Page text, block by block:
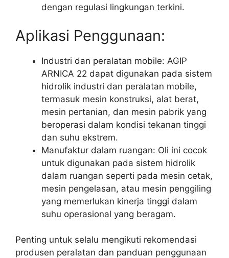
dengan regulasi lingkungan terkini.
Aplikasi Penggunaan:
Industri dan peralatan mobile: AGIP
ARNICA 22 dapat digunakan pada sistem
hidrolik industri dan peralatan mobile,
termasuk mesin konstruksi, alat berat,
mesin pertanian, dan mesin pabrik yang
beroperasi dalam kondisi tekanan tinggi
dan suhu ekstrem.
Manufaktur dalam ruangan: Oli ini cocok
untuk digunakan pada sistem hidrolik
dalam ruangan seperti pada mesin cetak,
mesin pengelasan, atau mesin penggiling
yang memerlukan kinerja tinggi dalam
suhu operasional yang beragam.
Penting untuk selalu mengikuti rekomendasi
produsen peralatan dan panduan penggunaan